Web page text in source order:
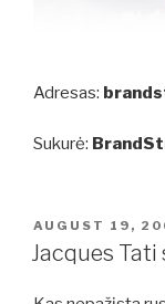
Adresas:
Sukurė:
POSTED
ON
AUGUST 19,
Jacques